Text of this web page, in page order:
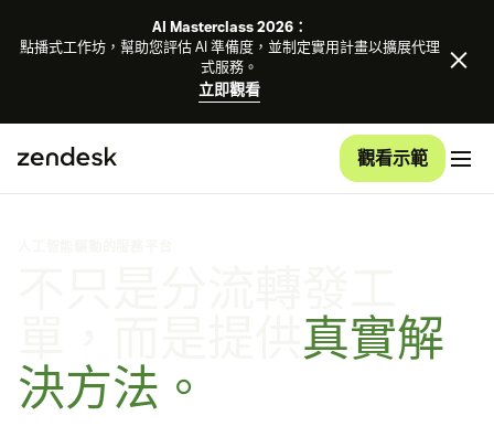
AI Masterclass 2026：
點播式工作坊，幫助您評估 AI 準備度，並制定實用計畫以擴展代理
式服務。
立即觀看
觀看示範
真實解
決方法。